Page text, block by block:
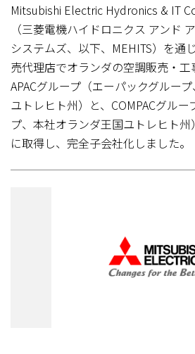
Mitsubishi Electric Hydronics & IT
（三菱電機ハイドロニクス アンド
システムズ、以下、MEHITS）を通
売代理店でオランダの空調販売・
APACグループ（エーパックグルー
ユトレヒト州）と、COMPACグル
プ、本社オランダ王国ユトレヒト
に取得し、完全子会社化しました。